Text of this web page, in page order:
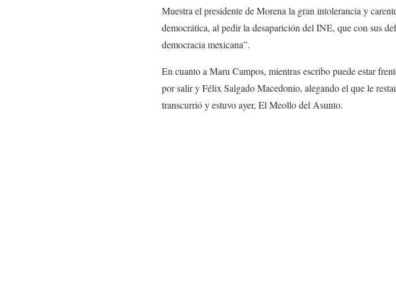
Muestra el presidente de Morena la gran intolerancia y
democrática, al pedir la desaparición del INE, que con sus
democracia mexicana”.
En cuanto a Maru Campos, mientras escribo puede estar
por salir y Félix Salgado Macedonio, alegando el que le
transcurrió y estuvo ayer, El Meollo del Asunto.